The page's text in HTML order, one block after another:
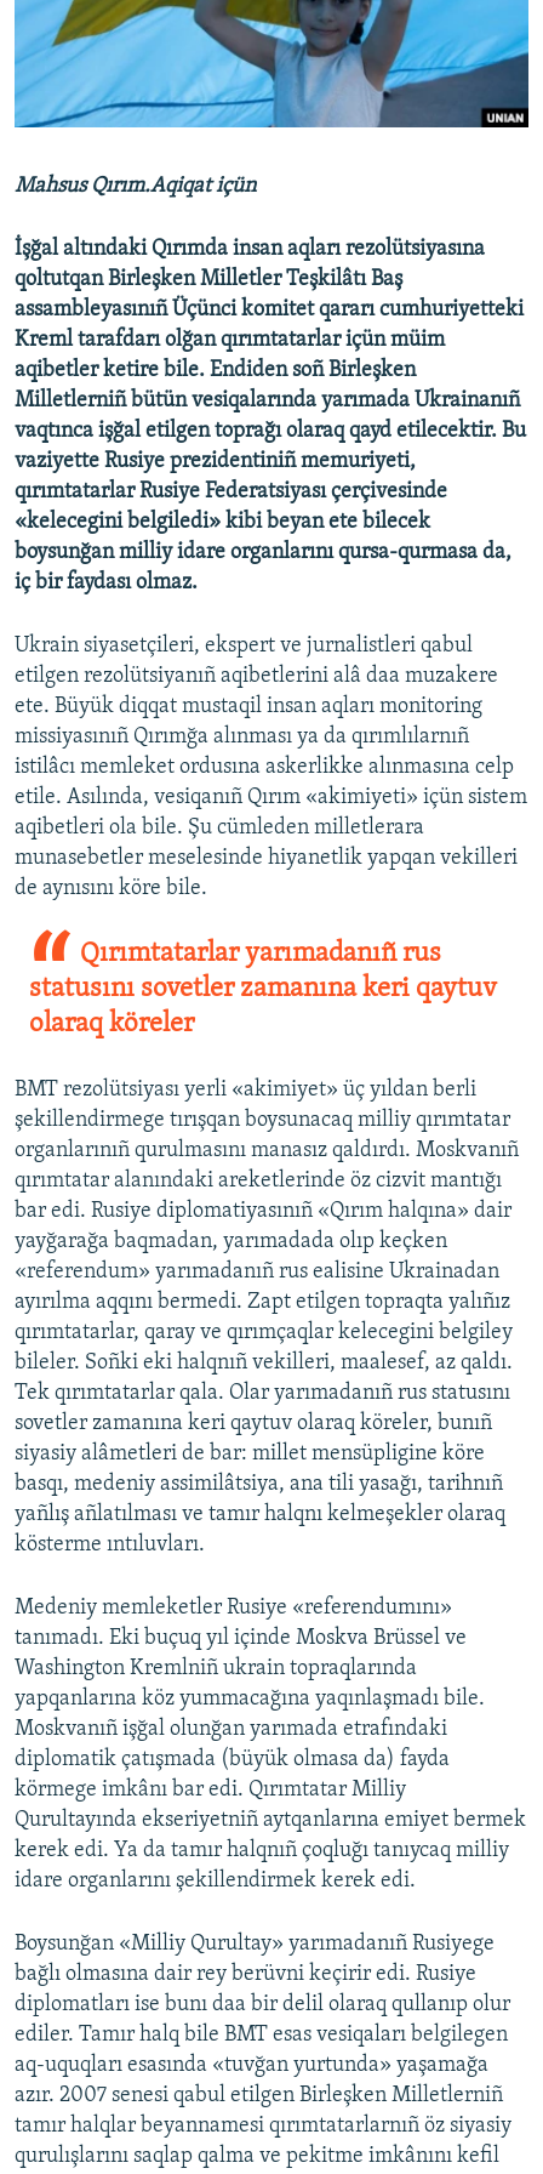
Русский
Українською
RFE/RS bütün saytları
Mahsus Qırım.Aqiqat içün
İşğal altındaki Qırımda insan aqları rezolütsiyasına
qoltutqan Birleşken Milletler Teşkilâtı Baş
assambleyasınıñ Üçünci komitet qararı cumhuriyetteki
Kreml tarafdarı olğan qırımtatarlar içün müim
aqibetler ketire bile. Endiden soñ Birleşken
Milletlerniñ bütün vesiqalarında yarımada Ukrainanıñ
vaqtınca işğal etilgen toprağı olaraq qayd etilecektir. Bu
vaziyette Rusiye prezidentiniñ memuriyeti,
qırımtatarlar Rusiye Federatsiyası çerçivesinde
«kelecegini belgiledi» kibi beyan ete bilecek
boysunğan milliy idare organlarını qursa-qurmasa da,
iç bir faydası olmaz.
Ukrain siyasetçileri, ekspert ve jurnalistleri qabul
etilgen rezolütsiyanıñ aqibetlerini alâ daa muzakere
ete. Büyük diqqat mustaqil insan aqları monitoring
missiyasınıñ Qırımğa alınması ya da qırımlılarnıñ
istilâcı memleket ordusına askerlikke alınmasına celp
etile. Asılında, vesiqanıñ Qırım «akimiyeti» içün sistem
aqibetleri ola bile. Şu cümleden milletlerara
munasebetler meselesinde hiyanetlik yapqan vekilleri
de aynısını köre bile.
Qırımtatarlar yarımadanıñ rus
statusını sovetler zamanına keri qaytuv
olaraq köreler
BMT rezolütsiyası yerli «akimiyet» üç yıldan berli
şekillendirmege tırışqan boysunacaq milliy qırımtatar
organlarınıñ qurulmasını manasız qaldırdı. Moskvanıñ
qırımtatar alanındaki areketlerinde öz cizvit mantığı
bar edi. Rusiye diplomatiyasınıñ «Qırım halqına» dair
yayğarağa baqmadan, yarımadada olıp keçken
«referendum» yarımadanıñ rus ealisine Ukrainadan
ayırılma aqqını bermedi. Zapt etilgen topraqta yalıñız
qırımtatarlar, qaray ve qırımçaqlar kelecegini belgiley
bileler. Soñki eki halqnıñ vekilleri, maalesef, az qaldı.
Tek qırımtatarlar qala. Olar yarımadanıñ rus statusını
sovetler zamanına keri qaytuv olaraq köreler, bunıñ
siyasiy alâmetleri de bar: millet mensüpligine köre
basqı, medeniy assimilâtsiya, ana tili yasağı, tarihnıñ
yañlış añlatılması ve tamır halqnı kelmeşekler olaraq
kösterme ıntıluvları.
Medeniy memleketler Rusiye «referendumını»
tanımadı. Eki buçuq yıl içinde Moskva Brüssel ve
Washington Kremlniñ ukrain topraqlarında
yapqanlarına köz yummacağına yaqınlaşmadı bile.
Moskvanıñ işğal olunğan yarımada etrafındaki
diplomatik çatışmada (büyük olmasa da) fayda
körmege imkânı bar edi. Qırımtatar Milliy
Qurultayında ekseriyetniñ aytqanlarına emiyet bermek
kerek edi. Ya da tamır halqnıñ çoqluğı tanıycaq milliy
idare organlarını şekillendirmek kerek edi.
Boysunğan «Milliy Qurultay» yarımadanıñ Rusiyege
bağlı olmasına dair rey berüvni keçirir edi. Rusiye
diplomatları ise bunı daa bir delil olaraq qullanıp olur
ediler. Tamır halq bile BMT esas vesiqaları belgilegen
aq-uquqları esasında «tuvğan yurtunda» yaşamağa
azır. 2007 senesi qabul etilgen Birleşken Milletlerniñ
tamır halqlar beyannamesi qırımtatarlarnıñ öz siyasiy
qurulışlarını saqlap qalma ve pekitme imkânını kefil